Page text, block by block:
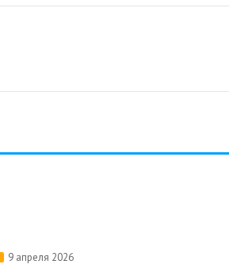
9 апреля 2026